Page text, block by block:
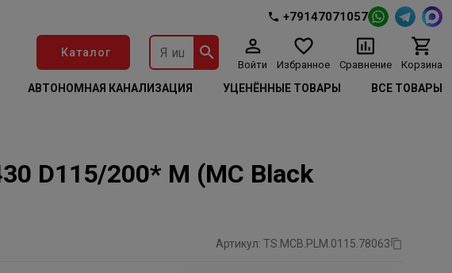
+79147071057
Каталог
Войти Избранное Сравнение Корзина
АВТОНОМНАЯ КАНАЛИЗАЦИЯ УЦЕНЁННЫЕ ТОВАРЫ ВСЕ ТОВАРЫ
D115/200* М (MC Black
Артикул: TS.MCB.PLM.0115.78063